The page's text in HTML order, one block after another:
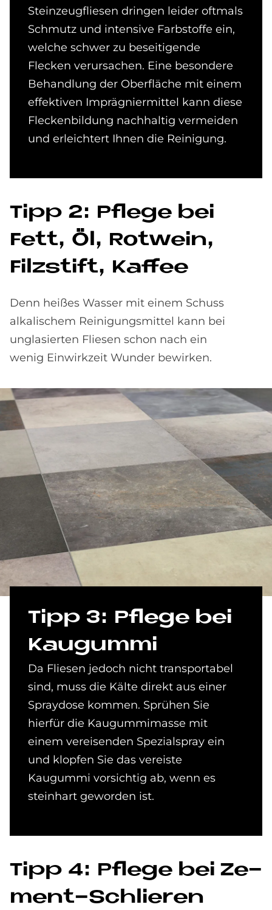
Steinzeugfliesen dringen leider oftmals
Schmutz und intensive Farbstoffe ein,
welche schwer zu beseitigende
Flecken verursachen. Eine besondere
Behandlung der Oberfläche mit einem
effektiven Imprägniermittel kann diese
Fleckenbildung nachhaltig vermeiden
und erleichtert Ihnen die Reinigung.
Tipp 2: Pfle­ge bei
Fett, Öl, Rot­wein,
Filz­stift, Kaf­fee
Denn heißes Wasser mit einem Schuss
alkalischem Reinigungsmittel kann bei
unglasierten Fliesen schon nach ein
wenig Einwirkzeit Wunder bewirken.
Tipp 3: Pfle­ge bei
Kau­gum­mi
Da Fliesen jedoch nicht transportabel
sind, muss die Kälte direkt aus einer
Spraydose kommen. Sprühen Sie
hierfür die Kaugummimasse mit
einem vereisenden Spezialspray ein
und klopfen Sie das vereiste
Kaugummi vorsichtig ab, wenn es
steinhart geworden ist.
Tipp 4: Pfle­ge bei Ze­
ment-Schlie­ren